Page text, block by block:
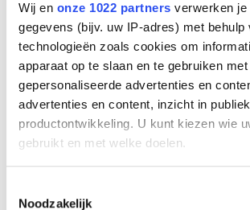
Wij en onze 1022 partners verwerken
gegevens (bijv. uw IP-adres) met behulp
technologieën zoals cookies om
apparaat op te slaan en te gebruiken
gepersonaliseerde advertenties en
advertenties en content, inzicht in
productontwikkeling. U kunt kiezen wie
gebruikt en met welke doelen.
Informatie verzamelen over uw
Noodzakelijk